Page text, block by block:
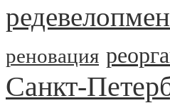
реновация
Санкт-